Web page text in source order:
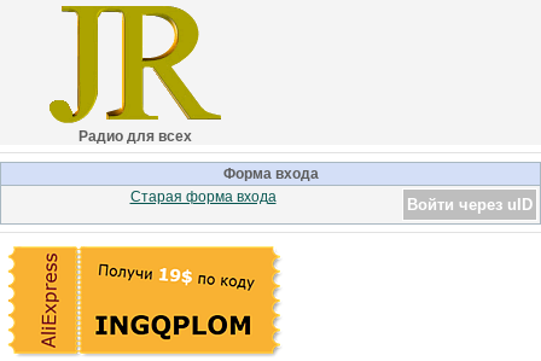
Радио для всех
Форма входа
Войти через uID
Старая форма входа